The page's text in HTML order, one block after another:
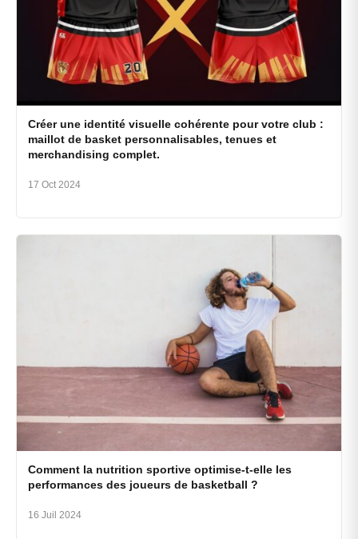
Créer une identité visuelle cohérente pour votre club :
maillot de basket personnalisables, tenues et
merchandising complet.
17 Oct 2024
Comment la nutrition sportive optimise-t-elle les
performances des joueurs de basketball ?
16 Juil 2024